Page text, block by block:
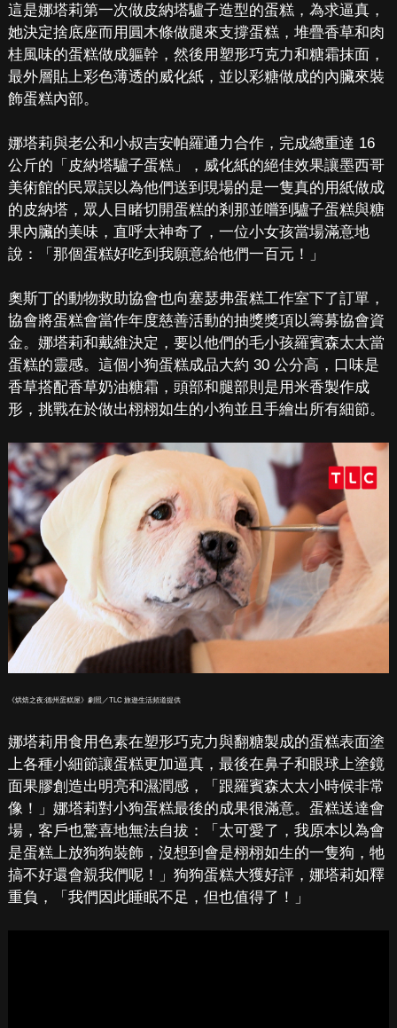
這是娜塔莉第一次做皮納塔驢子造型的蛋糕，為求逼真，
她決定捨底座而用圓木條做腿來支撐蛋糕，堆疊香草和肉
桂風味的蛋糕做成軀幹，然後用塑形巧克力和糖霜抹面，
最外層貼上彩色薄透的威化紙，並以彩糖做成的內臟來裝
飾蛋糕內部。
娜塔莉與老公和小叔吉安帕羅通力合作，完成總重達 16
公斤的「皮納塔驢子蛋糕」，威化紙的絕佳效果讓墨西哥
美術館的民眾誤以為他們送到現場的是一隻真的用紙做成
的皮納塔，眾人目睹切開蛋糕的剎那並嚐到驢子蛋糕與糖
果內臟的美味，直呼太神奇了，一位小女孩當場滿意地
說：「那個蛋糕好吃到我願意給他們一百元！」
奧斯丁的動物救助協會也向塞瑟弗蛋糕工作室下了訂單，
協會將蛋糕會當作年度慈善活動的抽獎獎項以籌募協會資
金。娜塔莉和戴維決定，要以他們的毛小孩羅賓森太太當
蛋糕的靈感。這個小狗蛋糕成品大約 30 公分高，口味是
香草搭配香草奶油糖霜，頭部和腿部則是用米香製作成
形，挑戰在於做出栩栩如生的小狗並且手繪出所有細節。
《烘焙之夜:德州蛋糕屋》劇照／TLC 旅遊生活頻道提供
娜塔莉用食用色素在塑形巧克力與翻糖製成的蛋糕表面塗
上各種小細節讓蛋糕更加逼真，最後在鼻子和眼球上塗鏡
面果膠創造出明亮和濕潤感，「跟羅賓森太太小時候非常
像！」娜塔莉對小狗蛋糕最後的成果很滿意。蛋糕送達會
場，客戶也驚喜地無法自拔：「太可愛了，我原本以為會
是蛋糕上放狗狗裝飾，沒想到會是栩栩如生的一隻狗，牠
搞不好還會親我們呢！」狗狗蛋糕大獲好評，娜塔莉如釋
重負，「我們因此睡眠不足，但也值得了！」